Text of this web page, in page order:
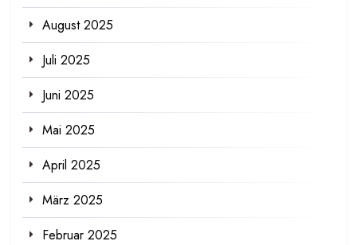
August 2025
Juli 2025
Juni 2025
Mai 2025
April 2025
März 2025
Februar 2025